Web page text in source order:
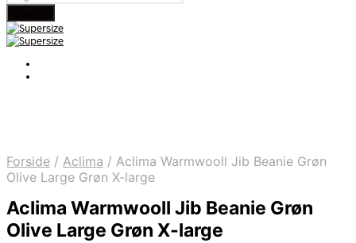
Forside / Aclima / Aclima Warmwooll Jib Beanie Grøn
Olive Large Grøn X-large
Aclima Warmwooll Jib Beanie Grøn
Olive Large Grøn X-large